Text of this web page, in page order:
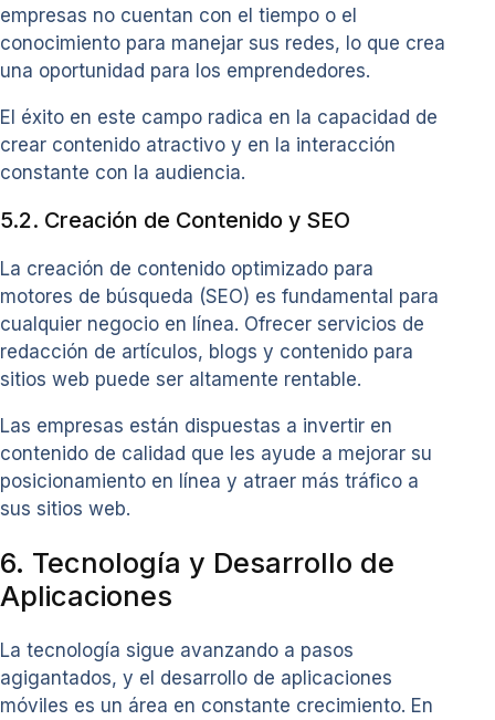
empresas no cuentan con el tiempo o el
conocimiento para manejar sus redes, lo que crea
una oportunidad para los emprendedores.
El éxito en este campo radica en la capacidad de
crear contenido atractivo y en la interacción
constante con la audiencia.
5.2. Creación de Contenido y SEO
La creación de contenido optimizado para
motores de búsqueda (SEO) es fundamental para
cualquier negocio en línea. Ofrecer servicios de
redacción de artículos, blogs y contenido para
sitios web puede ser altamente rentable.
Las empresas están dispuestas a invertir en
contenido de calidad que les ayude a mejorar su
posicionamiento en línea y atraer más tráfico a
sus sitios web.
6. Tecnología y Desarrollo de
Aplicaciones
La tecnología sigue avanzando a pasos
agigantados, y el desarrollo de aplicaciones
móviles es un área en constante crecimiento. En